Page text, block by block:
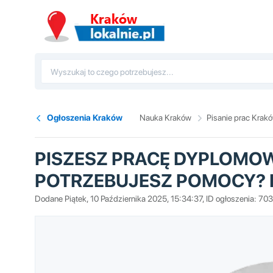
Ogłoszenia Kraków Nauka Kraków Pisanie prac
PISZESZ PRACĘ
POTRZEBUJESZ
Dodane Piątek, 10 Października 2025, 15:34:37, ID ogłoszenia: